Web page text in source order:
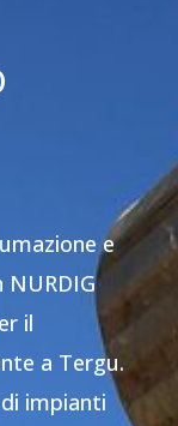
e
NURDIG
il
a Tergu.
impianti